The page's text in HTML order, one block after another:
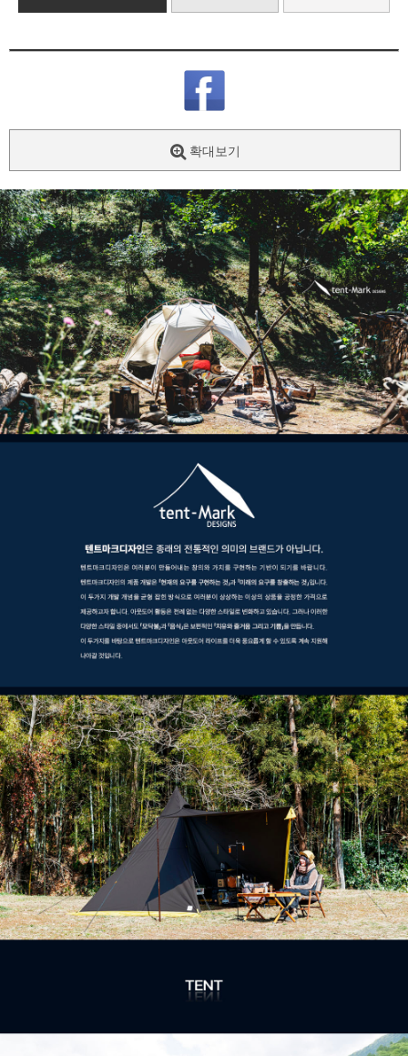
확대보기